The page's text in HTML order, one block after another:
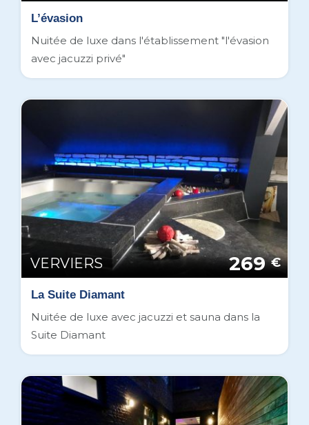
L’évasion
Nuitée de luxe dans l'établissement "l'évasion
avec jacuzzi privé"
VERVIERS 269 €
La Suite Diamant
Nuitée de luxe avec jacuzzi et sauna dans la
Suite Diamant